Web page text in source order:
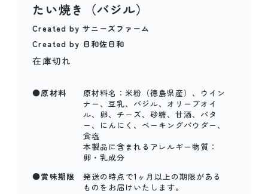
たい焼き（バジル）
Created by サニーズファーム
Created by 日和佐日和
在庫切れ
●原材料
原材料名：米粉（徳島県産）、ウイン
ナー、豆乳、バジル、オリーブオイ
ル、卵、チーズ、砂糖、甘酒、バタ
ー、にんにく、ベーキングパウダー、
食塩
本製品に含まれるアレルギー物質：
卵・乳成分
●賞味期限
発送の時点で1ヶ月以上の期限がある
ものをお届けいたします。